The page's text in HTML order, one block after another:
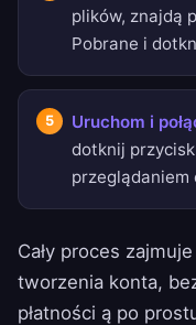
plików, znajdą
Pobrane i
Uruchom i
dotknij
przeglądaniem
Cały proces
tworzenia konta,
płatności ą po